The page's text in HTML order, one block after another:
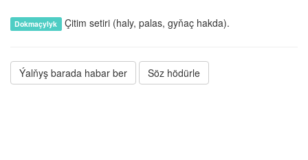
Dokmaçylyk Çitim setiri (haly, palas, gyňaç hakda).
Ýalňyş barada habar ber Söz hödürle